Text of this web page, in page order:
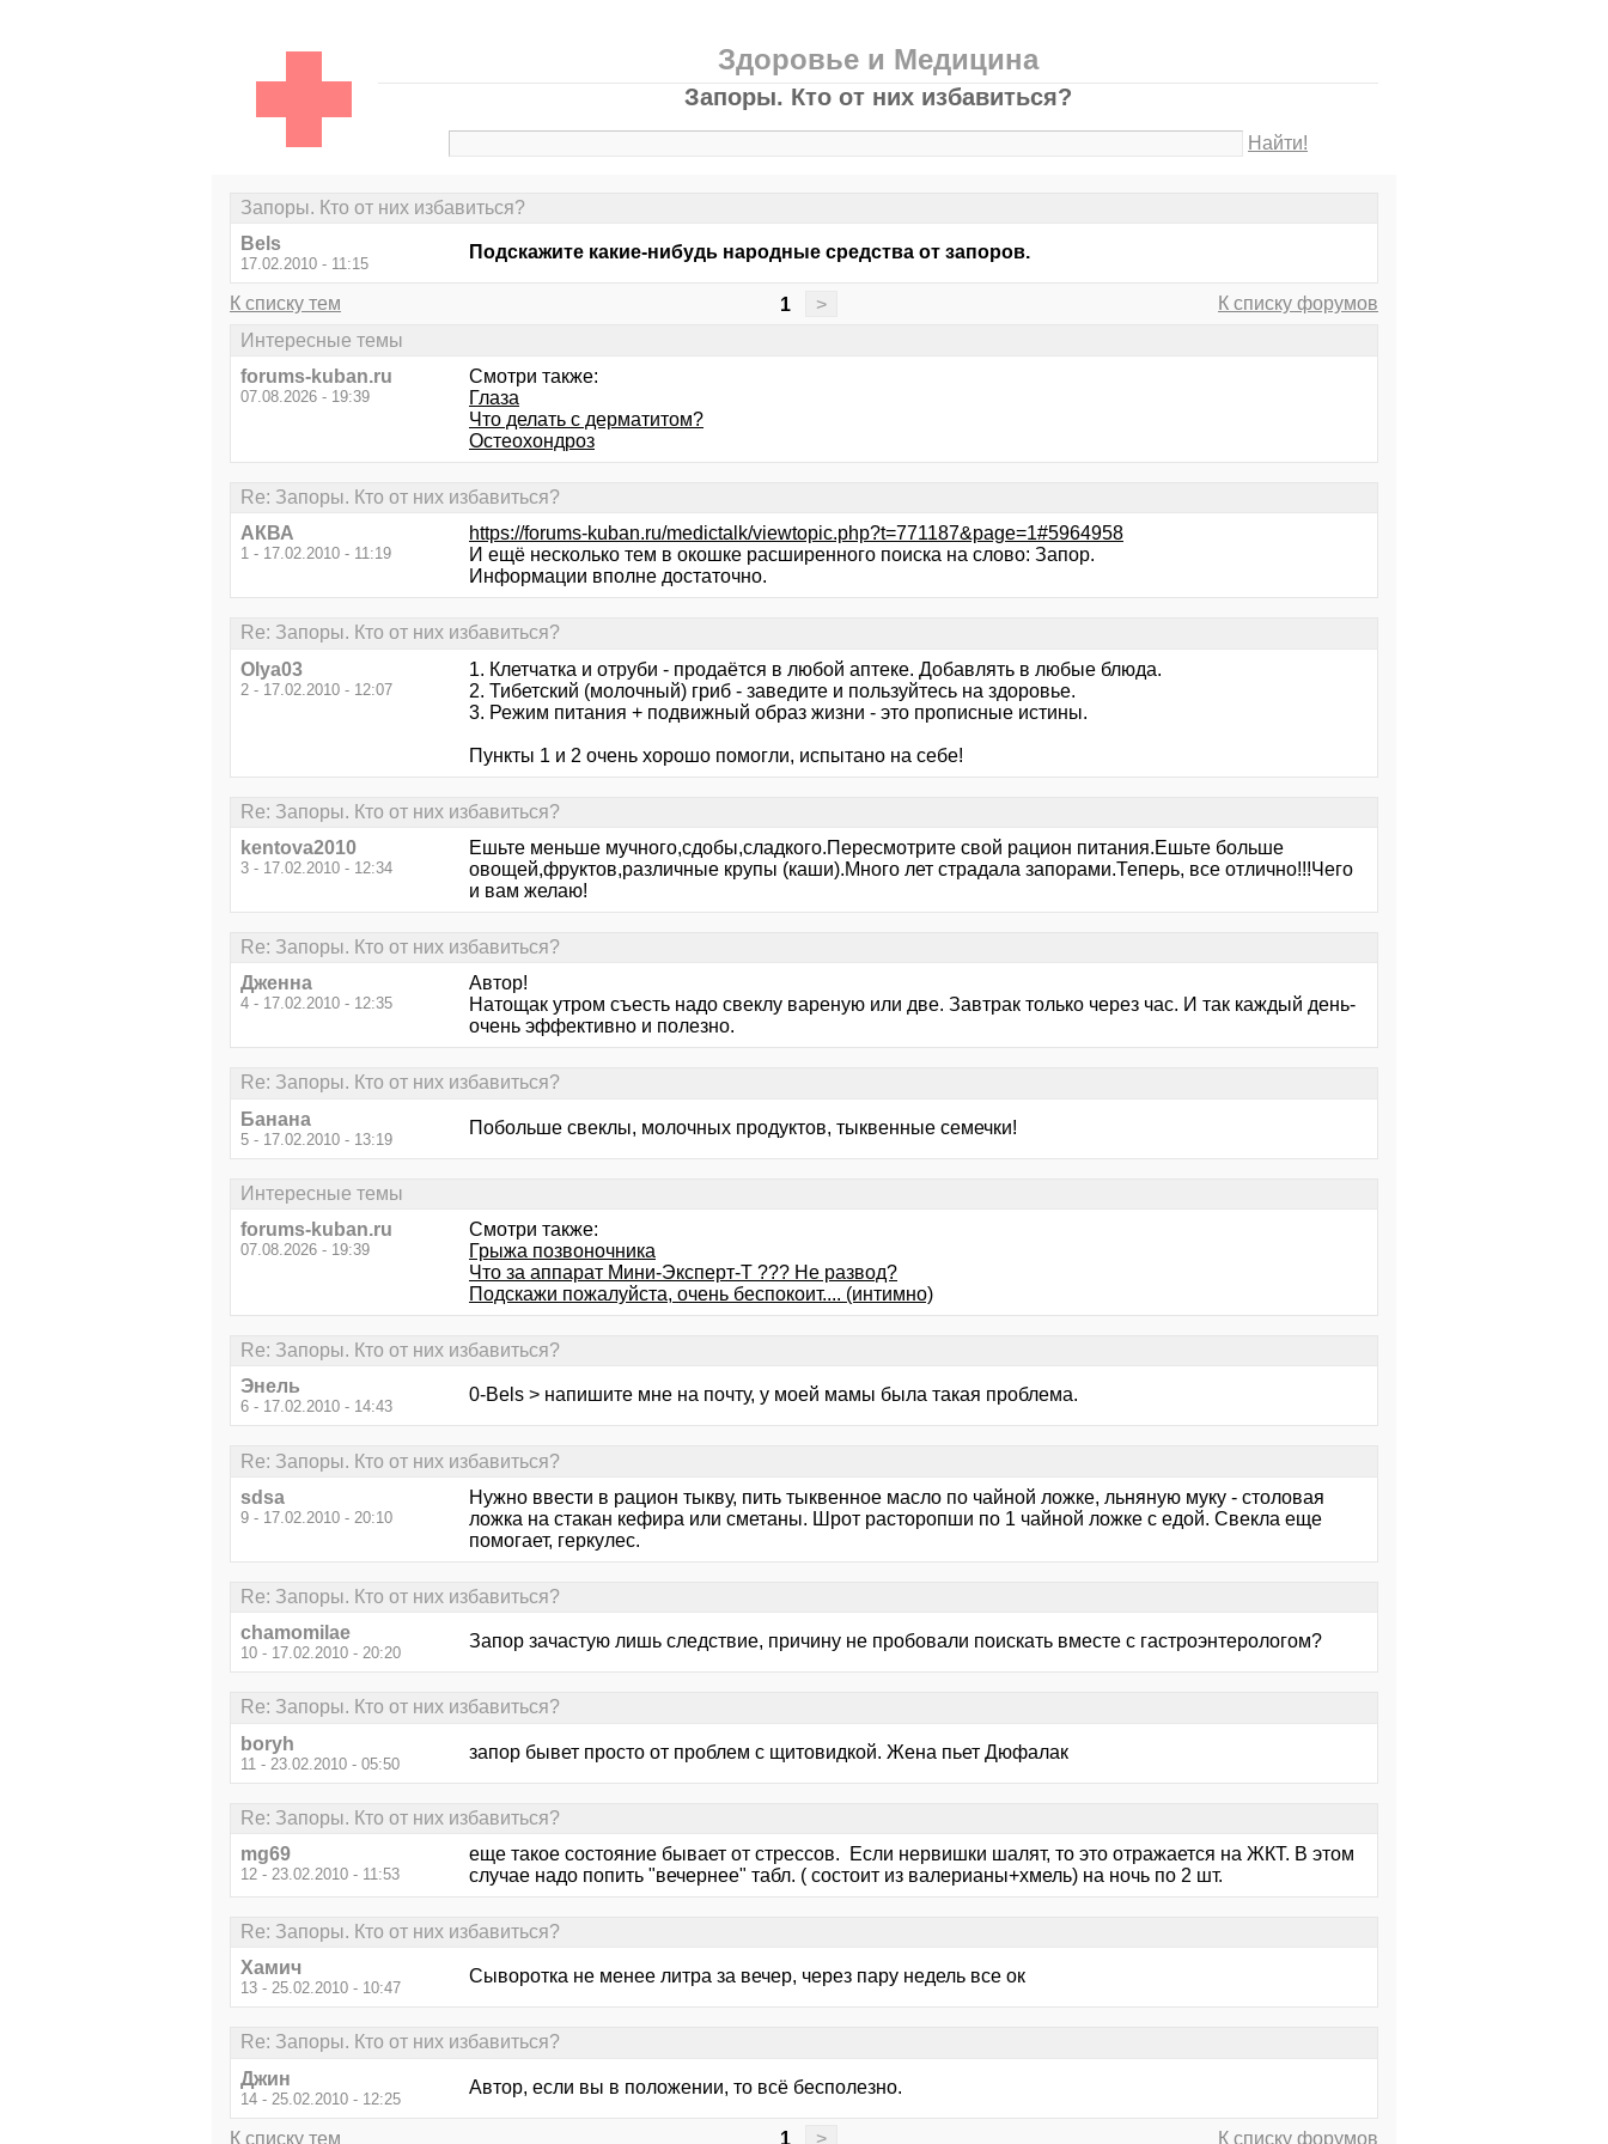
Здоровье и Медицина
Запоры. Кто от них избавиться?
Найти!
Запоры. Кто от них избавиться?
Bels
17.02.2010 - 11:15
Подскажите какие-нибудь народные средства от запоров.
К списку тем 1 >
К списку форумов
Интересные темы
forums-kuban.ru
07.08.2026 - 19:39
Смотри также:
Глаза
Что делать с дерматитом?
Остеохондроз
Re: Запоры. Кто от них избавиться?
АКВА
1 - 17.02.2010 - 11:19
https://forums-kuban.ru/medictalk/viewtopic.php?t=771187&page=1#5964958
И ещё несколько тем в окошке расширенного поиска на слово: Запор.
Информации вполне достаточно.
Re: Запоры. Кто от них избавиться?
Olya03
2 - 17.02.2010 - 12:07
1. Клетчатка и отруби - продаётся в любой аптеке. Добавлять в любые блюда.
2. Тибетский (молочный) гриб - заведите и пользуйтесь на здоровье.
3. Режим питания + подвижный образ жизни - это прописные истины.
Пункты 1 и 2 очень хорошо помогли, испытано на себе!
Re: Запоры. Кто от них избавиться?
kentova2010
3 - 17.02.2010 - 12:34
Ешьте меньше мучного,сдобы,сладкого.Пересмотрите свой рацион питания.Ешьте больше
овощей,фруктов,различные крупы (каши).Много лет страдала запорами.Теперь, все отлично!!!Чего
и вам желаю!
Re: Запоры. Кто от них избавиться?
Дженна
4 - 17.02.2010 - 12:35
Автор!
Натощак утром съесть надо свеклу вареную или две. Завтрак только через час. И так каждый день-
очень эффективно и полезно.
Re: Запоры. Кто от них избавиться?
Банана
5 - 17.02.2010 - 13:19
Побольше свеклы, молочных продуктов, тыквенные семечки!
Интересные темы
forums-kuban.ru
07.08.2026 - 19:39
Смотри также:
Грыжа позвоночника
Что за аппарат Мини-Эксперт-Т ??? Не развод?
Подскажи пожалуйста, очень беспокоит.... (интимно)
Re: Запоры. Кто от них избавиться?
Энель
6 - 17.02.2010 - 14:43
0-Bels > напишите мне на почту, у моей мамы была такая проблема.
Re: Запоры. Кто от них избавиться?
sdsa
9 - 17.02.2010 - 20:10
Нужно ввести в рацион тыкву, пить тыквенное масло по чайной ложке, льняную муку - столовая
ложка на стакан кефира или сметаны. Шрот расторопши по 1 чайной ложке с едой. Свекла еще
помогает, геркулес.
Re: Запоры. Кто от них избавиться?
chamomilae
10 - 17.02.2010 - 20:20
Запор зачастую лишь следствие, причину не пробовали поискать вместе с гастроэнтерологом?
Re: Запоры. Кто от них избавиться?
boryh
11 - 23.02.2010 - 05:50
запор бывет просто от проблем с щитовидкой. Жена пьет Дюфалак
Re: Запоры. Кто от них избавиться?
mg69
12 - 23.02.2010 - 11:53
еще такое состояние бывает от стрессов. Если нервишки шалят, то это отражается на ЖКТ. В этом
случае надо попить "вечернее" табл. ( состоит из валерианы+хмель) на ночь по 2 шт.
Re: Запоры. Кто от них избавиться?
Хамич
13 - 25.02.2010 - 10:47
Сыворотка не менее литра за вечер, через пару недель все ок
Re: Запоры. Кто от них избавиться?
Джин
14 - 25.02.2010 - 12:25
Автор, если вы в положении, то всё бесполезно.
К списку тем 1 > К списку форумов